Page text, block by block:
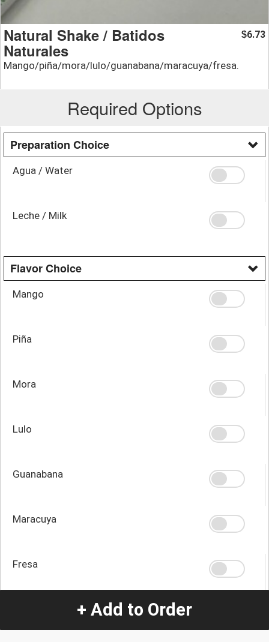
Natural Shake / Batidos
Naturales
Mango/piña/mora/lulo/guanabana/maracuya/fresa.
$6.73
Required Options
Preparation Choice
Agua / Water
Leche / Milk
Flavor Choice
Mango
Piña
Mora
Lulo
Guanabana
Maracuya
Fresa
Quantity +
1
-
+ Add to Order